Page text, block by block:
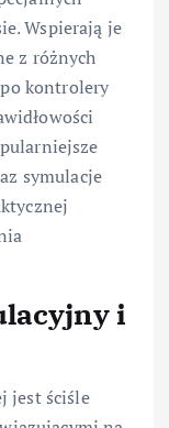
Wspierają je
z różnych
kontrolery
symulacje
i
jest ściśle